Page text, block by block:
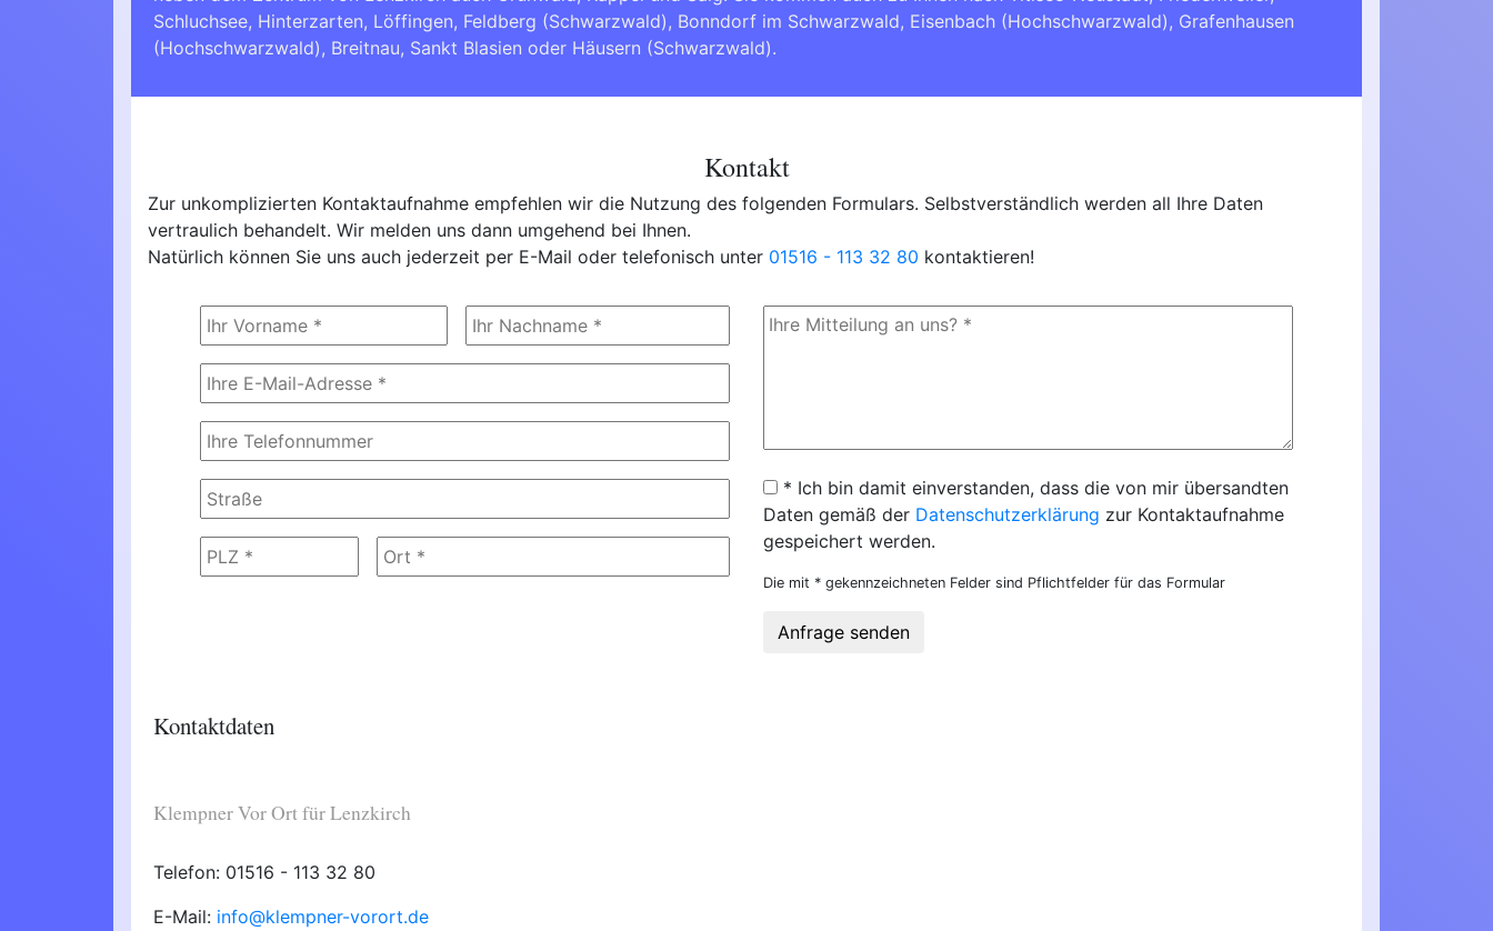
Schluchsee, Hinterzarten, Löffingen, Feldberg (Schwarzwald) , Bonndorf im Schwarzwald, Eisenbach (Hochschwarzwald) , Grafenhausen
(Hochschwarzwald) , Breitnau, Sankt Blasien oder Häusern (Schwarzwald).
Kontakt
Zur unkomplizierten Kontaktaufnahme empfehlen wir die Nutzung des folgenden Formulars. Selbstverständlich werden all Ihre Daten
vertraulich behandelt. Wir melden uns dann umgehend bei Ihnen.
Natürlich können Sie uns auch jederzeit per E-Mail oder telefonisch unter 01516 - 113 32 80 kontaktieren!
* Ich bin damit einverstanden, dass die von mir übersandten
Daten gemäß der Datenschutzerklärung zur Kontaktaufnahme
gespeichert werden.
Die mit * gekennzeichneten Felder sind Pflichtfelder für das Formular
Anfrage senden
Kontaktdaten
Klempner Vor Ort für Lenzkirch
Telefon: 01516 - 113 32 80
E-Mail: info@klempner-vorort.de